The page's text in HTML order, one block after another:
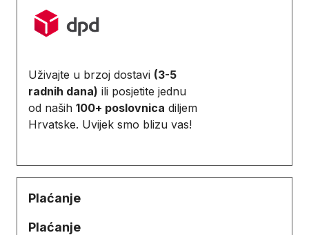
Uživajte u brzoj dostavi (3-5
radnih dana) ili posjetite jednu
od naših 100+ poslovnica diljem
Hrvatske. Uvijek smo blizu vas!
Plaćanje
Plaćanje